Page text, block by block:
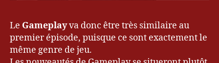
Le Gameplayva donc être très similaire au
premier épisode, puisque ce sont exactement le
même genre de jeu.